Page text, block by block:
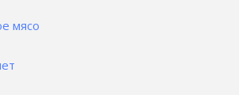
мясо